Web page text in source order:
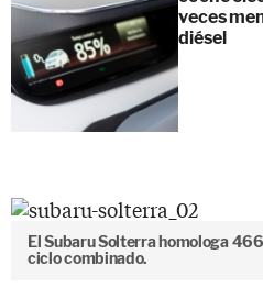
veces
diésel
El Subaru Solterra homologa
ciclo combinado.